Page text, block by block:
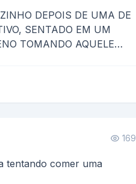
DEPOIS DE UMA DE
SENTADO EM UM
TOMANDO AQUELE
169
tentando comer uma